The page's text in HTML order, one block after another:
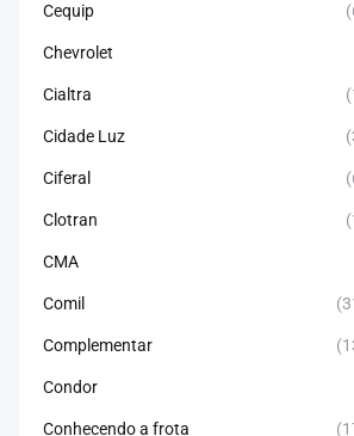
Cequip
Chevrolet
Cialtra
Cidade Luz
Ciferal
Clotran
CMA
Comil
Complementar
Condor
Conhecendo a frota